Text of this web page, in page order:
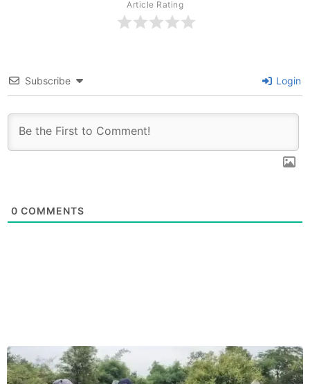
Article Rating
Subscribe Login
0 COMMENTS